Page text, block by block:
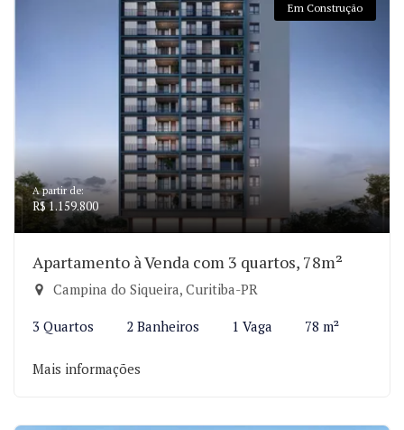
Em Construção
A partir de:
R$ 1.159.800
Apartamento à Venda com 3 quartos, 78m²
Campina do Siqueira, Curitiba-PR
3 Quartos 2 Banheiros 1 Vaga 78 m²
Mais informações